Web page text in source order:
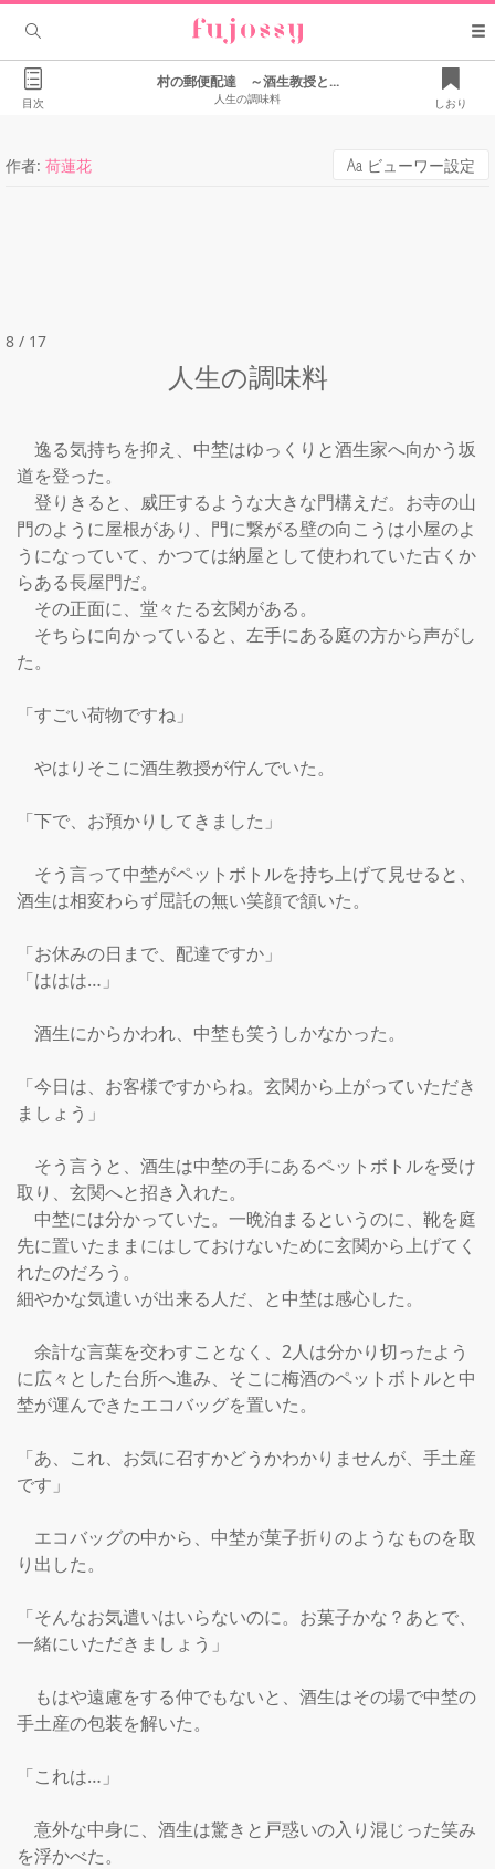
目次
村の郵便配達 ～酒生教授と...
人生の調味料 しおり
作者: 荷蓮花 ビューワー設定
8 / 17
人生の調味料
逸る気持ちを抑え、中埜はゆっくりと酒生家へ向かう坂
道を登った。
登りきると、威圧するような大きな門構えだ。お寺の山
門のように屋根があり、門に繋がる壁の向こうは小屋のよ
うになっていて、かつては納屋として使われていた古くか
らある長屋門だ。
その正面に、堂々たる玄関がある。
そちらに向かっていると、左手にある庭の方から声がし
た。
「すごい荷物ですね」
やはりそこに酒生教授が佇んでいた。
「下で、お預かりしてきました」
そう言って中埜がペットボトルを持ち上げて見せると、
酒生は相変わらず屈託の無い笑顔で頷いた。
「お休みの日まで、配達ですか」
「ははは…」
酒生にからかわれ、中埜も笑うしかなかった。
「今日は、お客様ですからね。玄関から上がっていただき
ましょう」
そう言うと、酒生は中埜の手にあるペットボトルを受け
取り、玄関へと招き入れた。
中埜には分かっていた。一晩泊まるというのに、靴を庭
先に置いたままにはしておけないために玄関から上げてく
れたのだろう。
細やかな気遣いが出来る人だ、と中埜は感心した。
余計な言葉を交わすことなく、2人は分かり切ったよう
に広々とした台所へ進み、そこに梅酒のペットボトルと中
埜が運んできたエコバッグを置いた。
「あ、これ、お気に召すかどうかわかりませんが、手土産
です」
エコバッグの中から、中埜が菓子折りのようなものを取
り出した。
「そんなお気遣いはいらないのに。お菓子かな？あとで、
一緒にいただきましょう」
もはや遠慮をする仲でもないと、酒生はその場で中埜の
手土産の包装を解いた。
「これは…」
意外な中身に、酒生は驚きと戸惑いの入り混じった笑み
を浮かべた。